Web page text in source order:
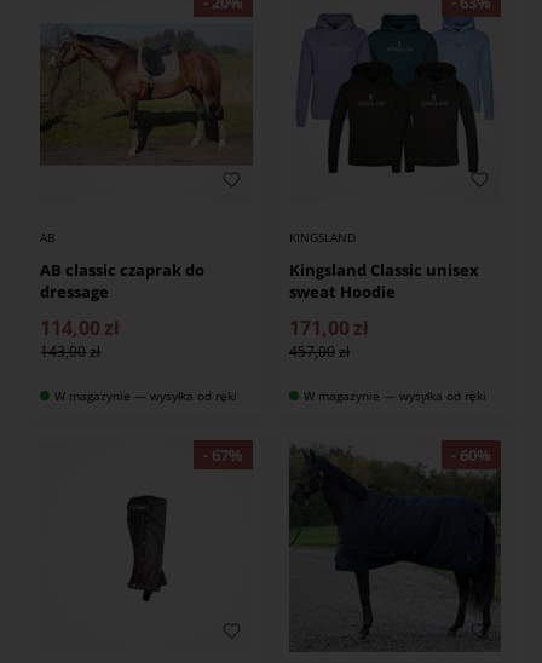
AB
AB classic czaprak do
dressage
114,00 zł
143,00
W magazynie — wysyłka od ręki
KINGSLAND
Kingsland Classic unisex
sweat Hoodie
171,00 zł
457,00
W magazynie — wysyłka od ręki